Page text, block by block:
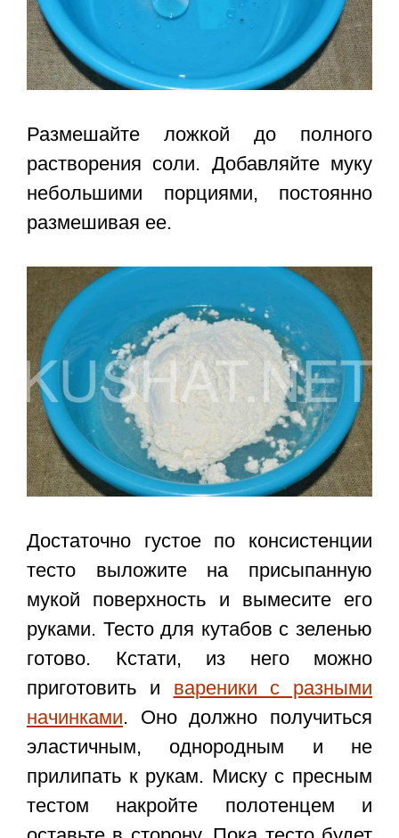
Размешайте ложкой до полного
растворения соли. Добавляйте муку
небольшими порциями, постоянно
размешивая ее.
Достаточно густое по консистенции
тесто выложите на присыпанную
мукой поверхность и вымесите его
руками. Тесто для кутабов с зеленью
готово. Кстати, из него можно
приготовить и вареники с разными
начинками. Оно должно получиться
эластичным, однородным и не
прилипать к рукам. Миску с пресным
тестом накройте полотенцем и